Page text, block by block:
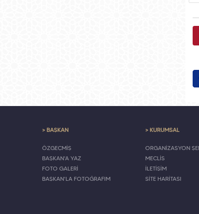
> BAŞKAN
ÖZGEÇMİŞ
BAŞKAN'A YAZ
FOTO GALERİ
BAŞKAN'LA FOTOĞRAFIM
> KURUMSAL
ORGANİZASYON
MECLİS
İLETİŞİM
SİTE HARİTASI